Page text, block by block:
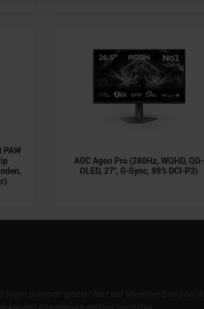
PAW
AOC Agon Pro (280Hz, WQHD, QD-
OLED, 27", G-Sync, 99% DCI-P3)